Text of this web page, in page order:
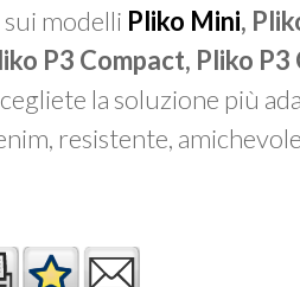
modelli Pliko Mini,
P3 Compact, Pliko
la soluzione più
resistente,